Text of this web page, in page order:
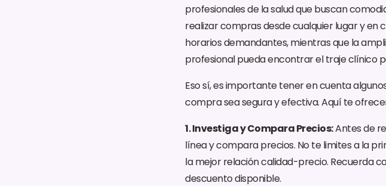
profesionales de la salud que buscan
realizar compras desde cualquier lugar y en
horarios demandantes, mientras que la
profesional pueda encontrar el traje clínico
Eso sí, es importante tener en cuenta
compra sea segura y efectiva. Aquí te
1. Investiga y Compara Precios:Antes de
línea y compara precios. No te limites a la
la mejor relación calidad-precio. Recuerda
descuento disponible.